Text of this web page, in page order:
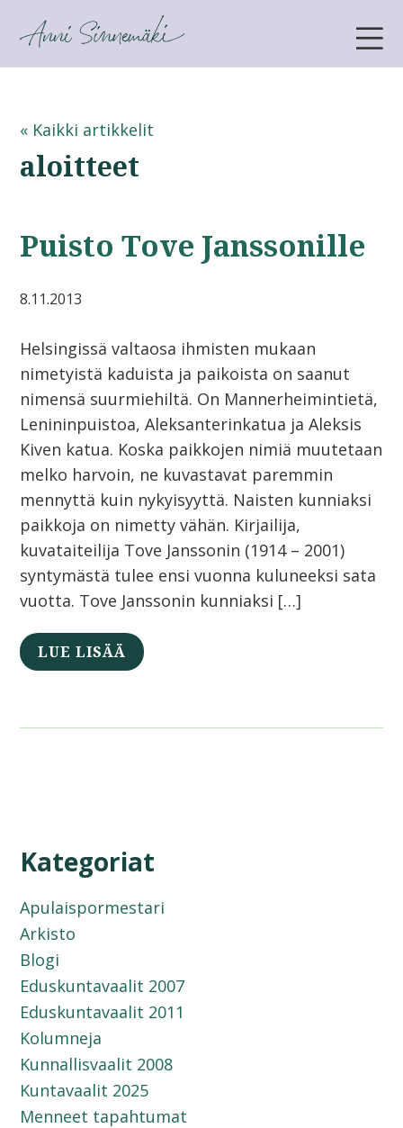
ANNI SINNEMÄKI
« Kaikki artikkelit
aloitteet
Puisto Tove Janssonille
8.11.2013
Helsingissä valtaosa ihmisten mukaan
nimetyistä kaduista ja paikoista on saanut
nimensä suurmiehiltä. On Mannerheimintietä,
Lenininpuistoa, Aleksanterinkatua ja Aleksis
Kiven katua. Koska paikkojen nimiä muutetaan
melko harvoin, ne kuvastavat paremmin
mennyttä kuin nykyisyyttä. Naisten kunniaksi
paikkoja on nimetty vähän. Kirjailija,
kuvataiteilija Tove Janssonin (1914 – 2001)
syntymästä tulee ensi vuonna kuluneeksi sata
vuotta. Tove Janssonin kunniaksi […]
LUE LISÄÄ
Kategoriat
Apulaispormestari
Arkisto
Blogi
Eduskuntavaalit 2007
Eduskuntavaalit 2011
Kolumneja
Kunnallisvaalit 2008
Kuntavaalit 2025
Menneet tapahtumat